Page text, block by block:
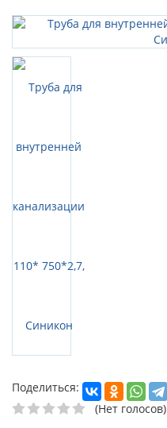
Поделиться:
(Нет голосов)